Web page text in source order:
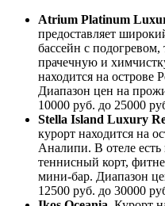
Atrium Platinum
предоставляет
бассейн с
прачечную и
находится на острове
Диапазон цен на
10000 руб. до 25000
Stella Island Luxury
курорт находится на
Аналипи. В отеле
теннисный корт,
мини-бар. Диапазон
12500 руб. до 30000